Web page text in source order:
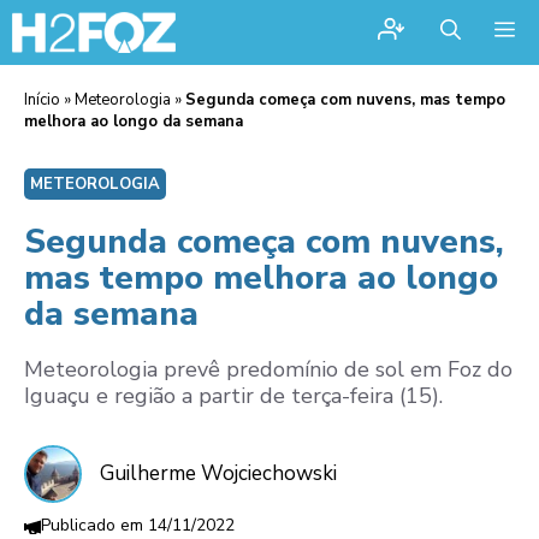
Início »Meteorologia » Segunda começa com nuvens, mas tempo
melhora ao longo da semana
METEOROLOGIA
Segunda começa com nuvens,
mas tempo melhora ao longo
da semana
Meteorologia prevê predomínio de sol em Foz do
Iguaçu e região a partir de terça-feira (15).
Guilherme Wojciechowski
14/11/2022